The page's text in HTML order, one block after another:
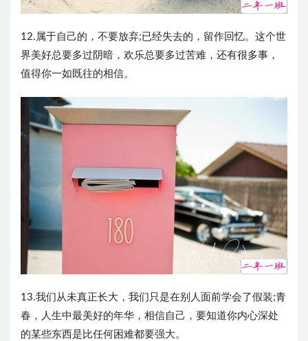
12.属于自己的，不要放弃;已经失去的，留作回忆。这个世
界美好总要多过阴暗，欢乐总要多过苦难，还有很多事，
值得你一如既往的相信。 ​​​​
13.我们从未真正长大，我们只是在别人面前学会了假装;青
春，人生中最美好的年华，相信自己，要知道你内心深处
的某些东西是比任何困难都要强大。 ​​​​